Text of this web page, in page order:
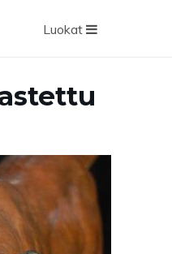
Luokat